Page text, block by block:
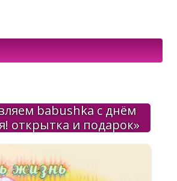
babushka с днём
открытка и подарок»